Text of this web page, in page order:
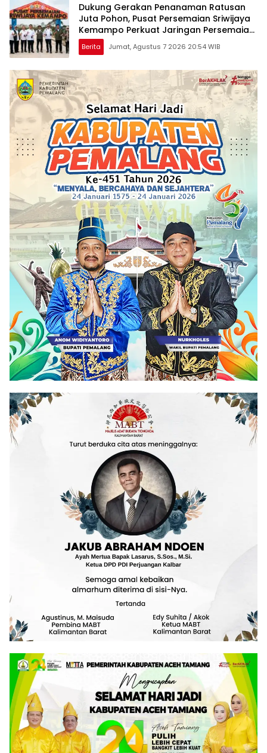
Dukung Gerakan Penanaman Ratusan
Juta Pohon, Pusat Persemaian Sriwijaya
Kemampo Perkuat Jaringan Persemaian
Nasional*
Berita Jumat, Agustus 7 2026 20:54 WIB